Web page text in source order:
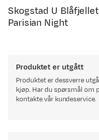
Skogstad U
Parisian Night
Produktet er utgått
Produktet er dessverre
kjøp. Har du spørsmål om
kontakte vår kundeservice.